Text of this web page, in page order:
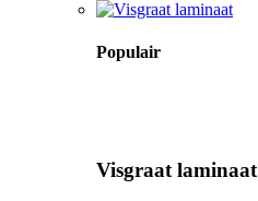
Populair
Visgraat laminaat